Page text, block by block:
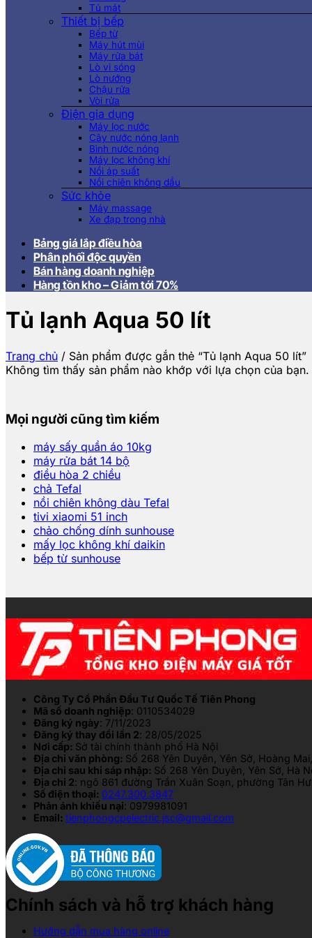
Tủ mát
Thiết bị bếp
Bếp từ
Máy hút mùi
Máy rửa bát
Lò vi sóng
Lò nướng
Chậu rửa
Vòi rửa
Điện gia dụng
Máy lọc nước
Cây nước nóng lạnh
Bình nước nóng
Máy lọc không khí
Nồi áp suất
Nồi chiên không dầu
Sức khỏe
Máy massage
Xe đạp trong nhà
Bảng giá lắp điều hòa
Phân phối độc quyền
Bán hàng doanh nghiệp
Hàng tồn kho – Giảm tới 70%
Tủ lạnh Aqua 50 lít
Trang chủ / Sản phẩm được gắn thẻ “Tủ lạnh Aqua 50 lít”
Không tìm thấy sản phẩm nào khớp với lựa chọn của bạn.
Mọi người cũng tìm kiếm
máy sấy quần áo 10kg
máy rửa bát 14 bộ
điều hòa 2 chiều
chả Tefal
nồi chiên không dàu Tefal
tivi xiaomi 51 inch
chảo chống dính sunhouse
mấy lọc không khí daikin
bếp từ sunhouse
Công Ty Cổ Phần Đầu Tư Quốc Tế Tiên Phong
Mã số doanh nghiệp: 0110534029
Đăng ký ngày: 7/11/2023
Đăng ký thay đổi lần 2: 28/05/2025
Nơi cấp: Sở tài chính thành phố Hà Nội
Địa chỉ văn phòng: Số 268 Yên Duyên, Yên Sở, Hoàng
Địa chỉ sau khi sáp nhập: Số 268 Yên Duyên, Yên Sở, Hà
Địa chỉ 2: ngõ 861 đường Trần Xuân Soạn, phường Tân
Số điện thoại: 0247.300.3847
Phản ánh khiếu nại: 0979981091
Email: tienphongcpelectric.jsc@gmail.com
Chính sách và hỗ trợ khách hàng
Hướng dẫn mua hàng online